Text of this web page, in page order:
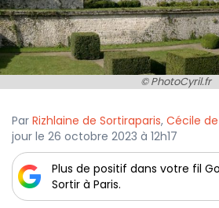
© PhotoCyril.fr
Par Rizhlaine de Sortiraparis, Cécile
jour le 26 octobre 2023 à 12h17
Plus de positif dans votre fil
Sortir à Paris.